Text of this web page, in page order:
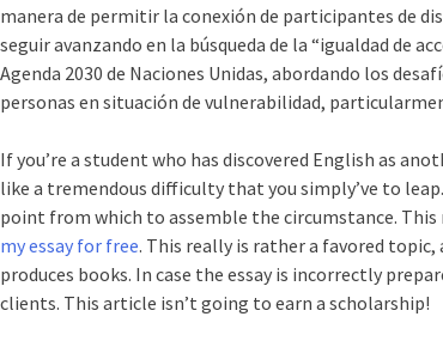
manera de permitir la conexión de participantes de
seguir avanzando en la búsqueda de la “igualdad de
Agenda 2030 de Naciones Unidas, abordando los
personas en situación de vulnerabilidad,
If you’re a student who has discovered English as
like a tremendous difficulty that you simply’ve to
point from which to assemble the circumstance.
my essay for free. This really is rather a favored
produces books. In case the essay is incorrectly
clients. This article isn’t going to earn a scholarship!